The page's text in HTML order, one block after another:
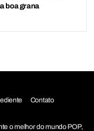
boa grana
Contato
o melhor do mundo POP,